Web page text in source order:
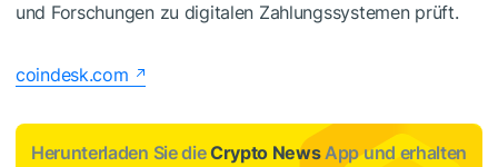
und Forschungen zu digitalen Zahlungssystemen prüft.
coindesk.com
Herunterladen Sie dieCrypto NewsApp und erhalten